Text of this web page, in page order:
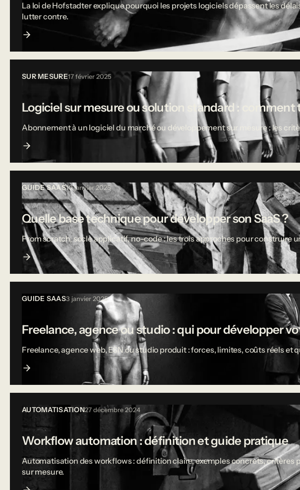
La loi de Hofstadter explique pourquoi les projets logiciels dépassent les
lutter contre.
SUR MESURE17 février 2025
Logiciel sur mesure ou solution standard : comment
Abonnement à un logiciel du marché ou développement sur mesure : les
GUIDE SAAS10 janvier 2025
Quelle base technique pour développer son SaaS ?
From scratch, socle applicatif, no-code : les trois approches pour construire
GUIDE SAAS3 janvier 2025
Freelance, agence ou studio : qui pour développer
Freelance, agence web, ESN ou studio produit : forces, limites, coûts réels
AUTOMATISATION27 décembre 2024
Workflow automation : définition et guide pratique
Automatisation des workflows : définition claire, exemples concrets,
sur mesure.